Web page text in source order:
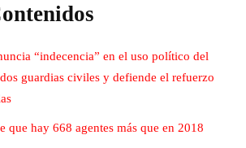
“indecencia” en el uso político del
guardias civiles y defiende el refuerzo
que hay 668 agentes más que en 2018